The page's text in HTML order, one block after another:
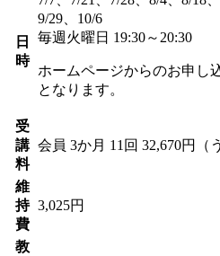
日
時
9/29、10/6
毎週火曜日 19:30～20:30
ホームページからのお申し
となります。
受
講
料
会員 3か月 11回 32,670円（
維
持
費
3,025円
教